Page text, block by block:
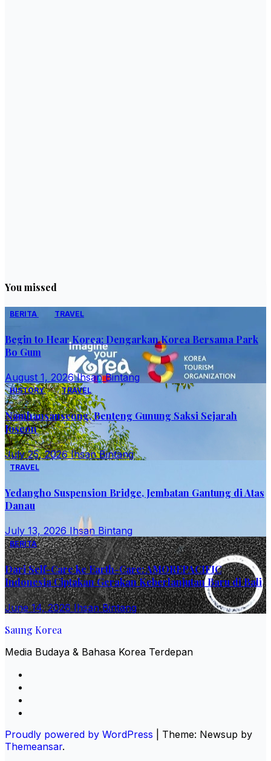
You missed
BERITA TRAVEL
Begin to Hear Korea: Dengarkan Korea Bersama Park
Bo Gum
August 1, 2026Ihsan Bintang
HISTORY TRAVEL
Namhansanseong, Benteng Gunung Saksi Sejarah
Joseon
July 25, 2026Ihsan Bintang
TRAVEL
Yedangho Suspension Bridge, Jembatan Gantung di Atas
Danau
July 13, 2026 Ihsan Bintang
BERITA
Dari Self-Care ke Earth-Care: AMOREPACIFIC
Indonesia Ciptakan Gerakan Keberlanjutan Baru di Bali
June 14, 2026Ihsan Bintang
Saung Korea
Media Budaya & Bahasa Korea Terdepan
Proudly powered by WordPress
Theme: Newsup by
Themeansar.